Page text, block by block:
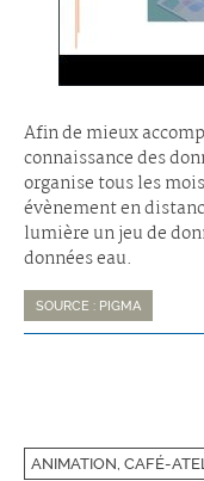
Afin de mieux
connaissance des
organise tous les
évènement en
lumière un jeu de
données eau.
SOURCE : PIGMA
ANIMATION, CAFÉ-